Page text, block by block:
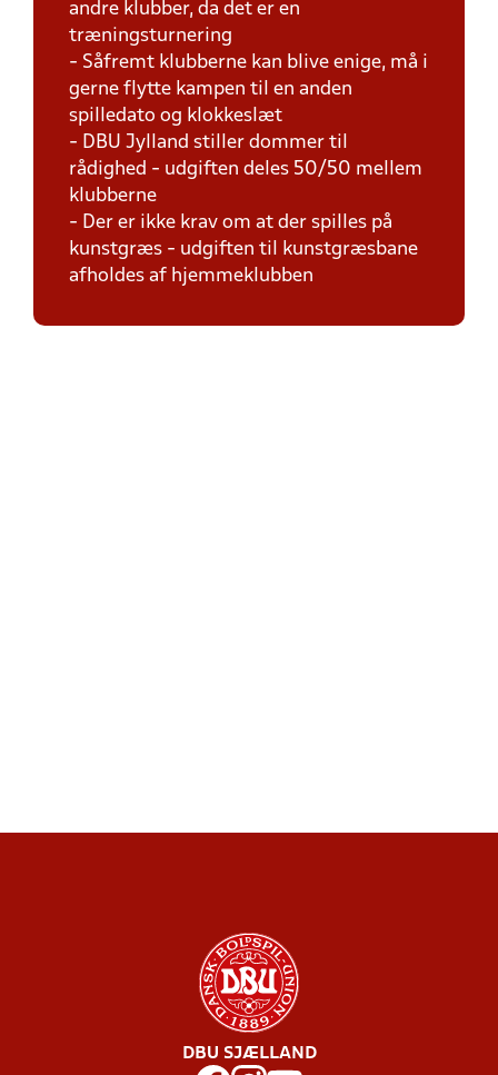
andre klubber, da det er en
træningsturnering
- Såfremt klubberne kan blive enige, må i
gerne flytte kampen til en anden
spilledato og klokkeslæt
- DBU Jylland stiller dommer til
rådighed - udgiften deles 50/50 mellem
klubberne
- Der er ikke krav om at der spilles på
kunstgræs - udgiften til kunstgræsbane
afholdes af hjemmeklubben
DBU SJÆLLAND